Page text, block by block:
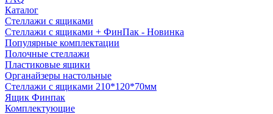
Каталог
Стеллажи с ящиками
Стеллажи с ящиками + ФинПак - Новинка
Популярные комплектации
Полочные стеллажи
Пластиковые ящики
Органайзеры настольные
Стеллажи с ящиками 210*120*70мм
Ящик Финпак
Комплектующие